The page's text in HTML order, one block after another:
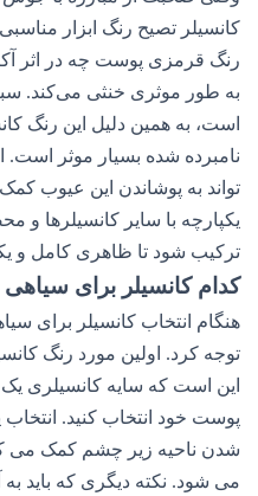
کانسیلر تصیح رنگ ابزار
رنگ قرمزی پوست چه در اثر
به طور موثری خنثی می‌کند.
است، به همین دلیل این رنگ
نامبرده شده بسیار موثر است.
تواند به پوشاندن این عیوب
یکپارچه با سایر کانسیلرها
ترکیب شود تا ظاهری کامل و
کدام کانسیلر برای
هنگام انتخاب کانسیلر برای
توجه کرد. اولین مورد رنگ
این است که سایه‌ کانسیلری یک
پوست خود انتخاب کنید.
شدن ناحیه زیر چشم کمک می
می شود. نکته دیگری که باید